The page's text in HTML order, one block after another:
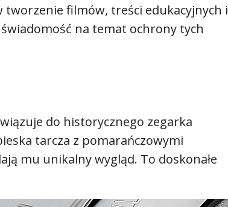
tworzenie filmów, treści edukacyjnych i
na temat ochrony tych
do historycznego zegarka
tarcza z pomarańczowymi
mu unikalny wygląd. To doskonałe